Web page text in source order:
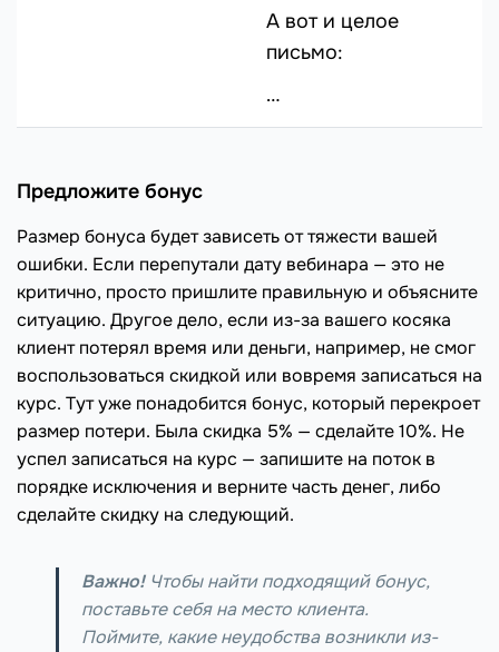
А вот и целое
письмо:
…
Предложите бонус
Размер бонуса будет зависеть от тяжести вашей
ошибки. Если перепутали дату вебинара — это не
критично, просто пришлите правильную и объясните
ситуацию. Другое дело, если из-за вашего косяка
клиент потерял время или деньги, например, не смог
воспользоваться скидкой или вовремя записаться на
курс. Тут уже понадобится бонус, который перекроет
размер потери. Была скидка 5% — сделайте 10%. Не
успел записаться на курс — запишите на поток в
порядке исключения и верните часть денег, либо
сделайте скидку на следующий.
Важно!Чтобы найти подходящий бонус,
поставьте себя на место клиента.
Поймите, какие неудобства возникли из-